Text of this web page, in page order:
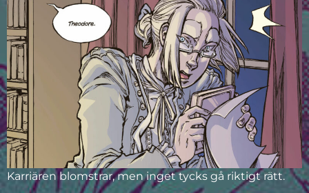
Karriären blomstrar, men inget tycks gå riktigt rätt.